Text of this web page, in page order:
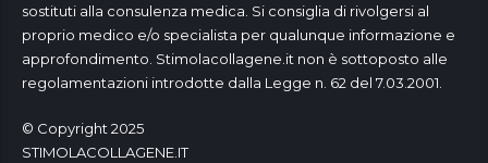
sostituti alla consulenza medica. Si consiglia di rivolgersi al
proprio medico e/o specialista per qualunque informazione e
approfondimento. Stimolacollagene.it non è sottoposto alle
regolamentazioni introdotte dalla Legge n. 62 del 7.03.2001.
© Copyright 2025
STIMOLACOLLAGENE.IT